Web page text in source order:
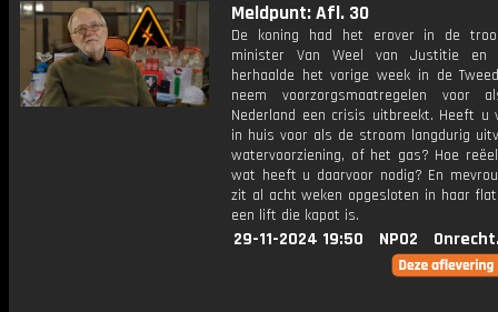
Meldpunt: Afl. 30
De koning had het erover in de
minister Van Weel van Justitie en
herhaalde het vorige week in de
neem voorzorgsmaatregelen voor
Nederland een crisis uitbreekt. Heeft u
in huis voor als de stroom langdurig
watervoorziening, of het gas? Hoe
wat heeft u daarvoor nodig? En
zit al acht weken opgesloten in haar
een lift die kapot is.
29-11-2024 19:50 NPO2